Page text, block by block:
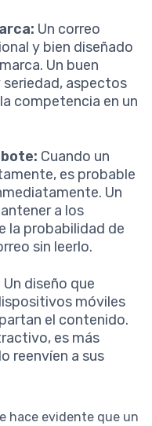
Un correo
y bien diseñado
Un buen
aspectos
competencia en un
Cuando un
es probable
Un
a los
la probabilidad de
sin leerlo.
Un diseño que
móviles
el contenido.
es más
reenvíen a sus
hace evidente que un